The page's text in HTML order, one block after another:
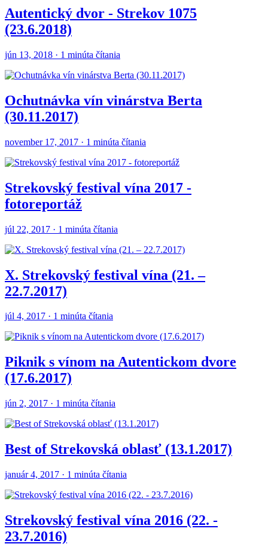
Autentický dvor - Strekov 1075
(23.6.2018)
jún 13, 2018 · 1 minúta čítania
Ochutnávka vín vinárstva Berta
(30.11.2017)
november 17, 2017 · 1 minúta čítania
Strekovský festival vína 2017 -
fotoreportáž
júl 22, 2017 · 1 minúta čítania
X. Strekovský festival vína (21. –
22.7.2017)
júl 4, 2017 · 1 minúta čítania
Piknik s vínom na Autentickom dvore
(17.6.2017)
jún 2, 2017 · 1 minúta čítania
Best of Strekovská oblasť (13.1.2017)
január 4, 2017 · 1 minúta čítania
Strekovský festival vína 2016 (22. -
23.7.2016)